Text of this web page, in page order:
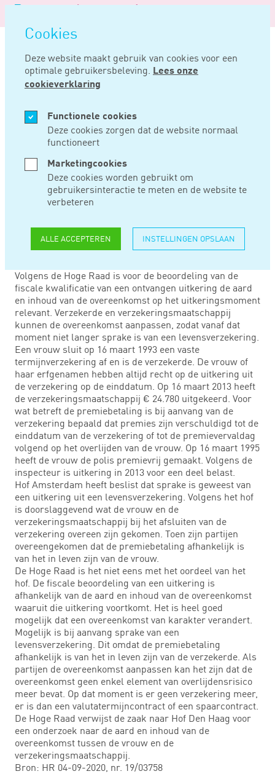
overslaan
Cookies
Deze website maakt gebruik van cookies voor een
optimale gebruikersbeleving. Lees onze
cookieverklaring
Functionele cookies
Deze cookies zorgen dat de website normaal
functioneert
Marketingcookies
Deze cookies worden gebruikt om
gebruikersinteractie te meten en de website te
verbeteren
ALLE ACCEPTEREN INSTELLINGEN OPSLAAN
Logo
Noord
Negentig
Home Nieuws
SEP 08, 2020
FEITEN EN
OMSTANDIGHEDEN
BIJ UITKERING
RELEVANT
Volgens de Hoge Raad is voor de beoordeling van de
fiscale kwalificatie van een ontvangen uitkering de aard
en inhoud van de overeenkomst op het uitkeringsmoment
relevant. Verzekerde en verzekeringsmaatschappij
kunnen de overeenkomst aanpassen, zodat vanaf dat
moment niet langer sprake is van een levensverzekering.
Een vrouw sluit op 16 maart 1993 een vaste
termijnverzekering af en is de verzekerde. De vrouw of
haar erfgenamen hebben altijd recht op de uitkering uit
de verzekering op de einddatum. Op 16 maart 2013 heeft
de verzekeringsmaatschappij € 24.780 uitgekeerd. Voor
wat betreft de premiebetaling is bij aanvang van de
verzekering bepaald dat premies zijn verschuldigd tot de
einddatum van de verzekering of tot de premievervaldag
volgend op het overlijden van de vrouw. Op 16 maart 1995
heeft de vrouw de polis premievrij gemaakt. Volgens de
inspecteur is uitkering in 2013 voor een deel belast.
Hof Amsterdam heeft beslist dat sprake is geweest van
een uitkering uit een levensverzekering. Volgens het hof
is doorslaggevend wat de vrouw en de
verzekeringsmaatschappij bij het afsluiten van de
verzekering overeen zijn gekomen. Toen zijn partijen
overeengekomen dat de premiebetaling afhankelijk is
van het in leven zijn van de vrouw.
De Hoge Raad is het niet eens met het oordeel van het
hof. De fiscale beoordeling van een uitkering is
afhankelijk van de aard en inhoud van de overeenkomst
waaruit die uitkering voortkomt. Het is heel goed
mogelijk dat een overeenkomst van karakter verandert.
Mogelijk is bij aanvang sprake van een
levensverzekering. Dit omdat de premiebetaling
afhankelijk is van het in leven zijn van de verzekerde. Als
partijen de overeenkomst aanpassen kan het zijn dat de
overeenkomst geen enkel element van overlijdensrisico
meer bevat. Op dat moment is er geen verzekering meer,
er is dan een valutatermijncontract of een spaarcontract.
De Hoge Raad verwijst de zaak naar Hof Den Haag voor
een onderzoek naar de aard en inhoud van de
overeenkomst tussen de vrouw en de
verzekeringsmaatschappij.
Bron: HR 04-09-2020, nr. 19/03758